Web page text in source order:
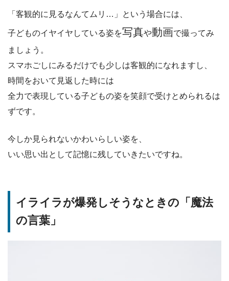
「客観的に見るなんてムリ…」という場合には、
子どものイヤイヤしている姿を写真や動画で撮ってみ
ましょう。
スマホごしにみるだけでも少しは客観的になれますし、
時間をおいて見返した時には
全力で表現している子どもの姿を笑顔で受けとめられるは
ずです。
今しか見られないかわいらしい姿を、
いい思い出として記憶に残していきたいですね。
イライラが爆発しそうなときの「魔法
の言葉」